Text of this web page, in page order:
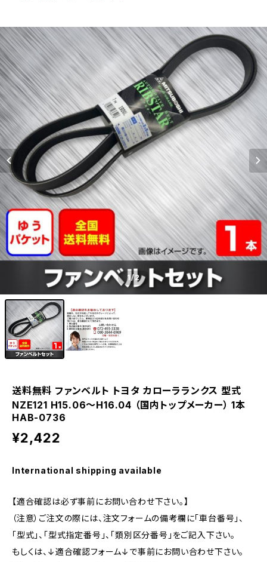
1/2
送料無料 ファンベルト トヨタ カローラランクス 型式
NZE121 H15.06～H16.04 （国内トップメーカー） 1本
HAB-0736
¥2,422
International shipping available
【適合確認は必ず事前にお問い合わせ下さい。】
（注意）ご注文の際には、注文フォームの備考欄に「車台番号」、
「型式」、「型式指定番号」、「類別区分番号」をご記入下さい。
もしくは、↓適合確認フォーム↓で事前にお問い合わせ下さい。